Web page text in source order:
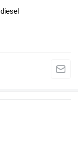
diesel